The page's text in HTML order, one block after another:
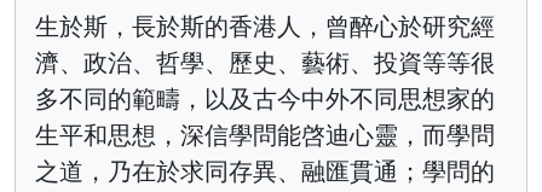
生於斯，長於斯的香港人，曾醉心於研究經
濟、政治、哲學、歷史、藝術、投資等等很
多不同的範疇，以及古今中外不同思想家的
生平和思想，深信學問能啓迪心靈，而學問
之道，乃在於求同存異、融匯貫通；學問的